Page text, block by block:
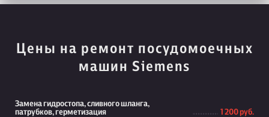
Цены на ремонт посудомоечных
машин Siemens
Замена гидростопа, сливного шланга,
патрубков, герметизация
1 200 руб.